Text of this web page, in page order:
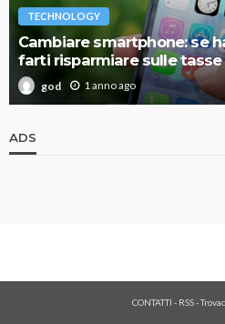
TECHNOLOGY
Cambiare smartphone: se
farti risparmiare sulle tasse
god 1 anno ago
ADS
CONTATTI - RSS-